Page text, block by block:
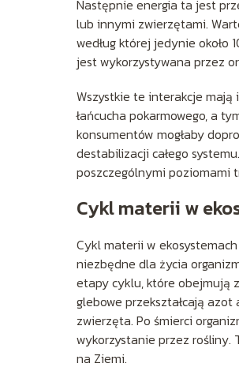
Następnie energia ta jest
lub innymi zwierzętami.
według której jedynie około
jest wykorzystywana przez
Wszystkie te interakcje
łańcucha pokarmowego, a
konsumentów mogłaby
destabilizacji całego
poszczególnymi poziomami
Cykl materii w
Cykl materii w
niezbędne dla życia
etapy cyklu, które obejmują
glebowe przekształcają
zwierzęta. Po śmierci
wykorzystanie przez rośliny.
na Ziemi.